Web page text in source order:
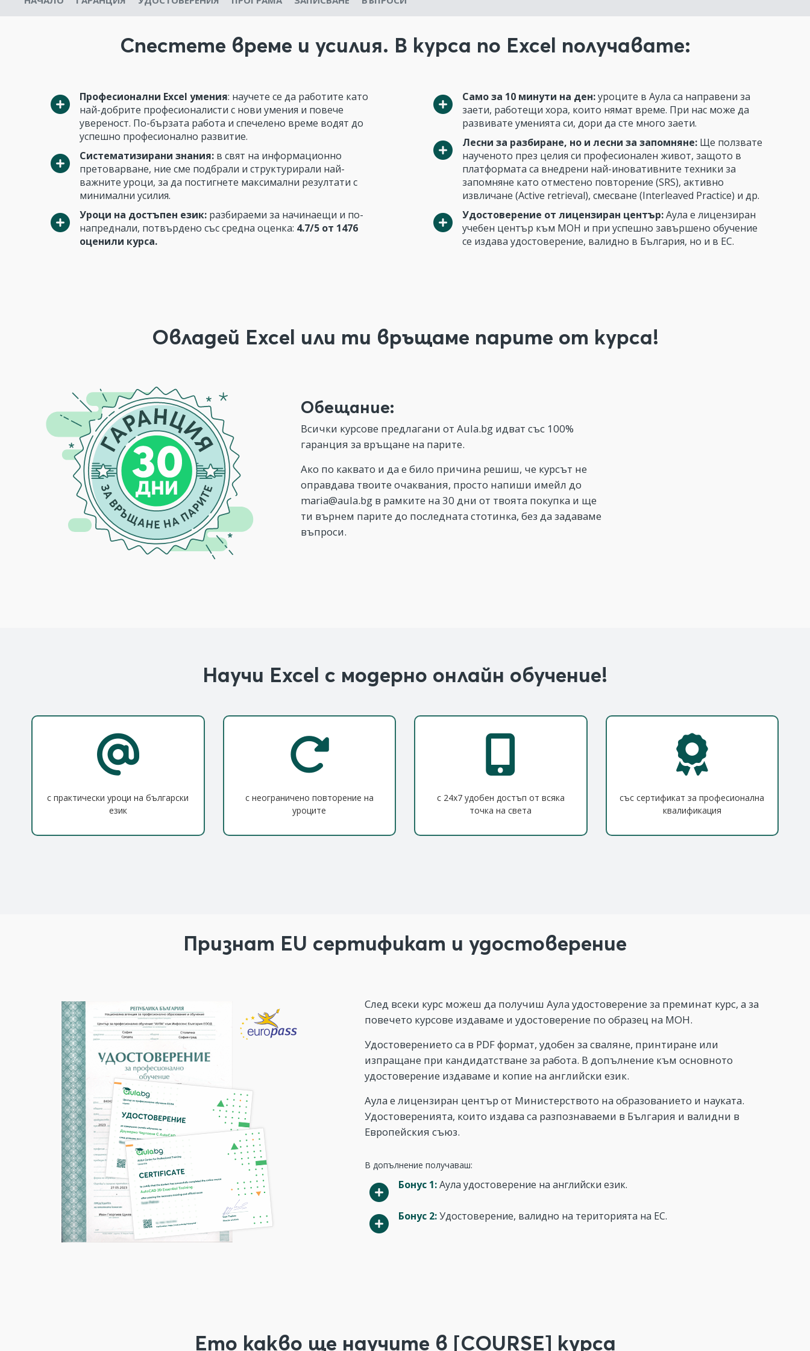
Спестете време и усилия. В курса по Excel получавате:
Професионални Excel умения: научете се да работите като
най-добрите професионалисти с нови умения и повече
увереност. По-бързата работа и спечелено време водят до
успешно професионално развитие.
Систематизирани знания: в свят на информационно
претоварване, ние сме подбрали и структурирали най-
важните уроци, за да постигнете максимални резултати с
минимални усилия.
Уроци на достъпен език: разбираеми за начинаещи и по-
напреднали, потвърдено със средна оценка: 4.7/5 от 1476
оценили курса.
Само за 10 минути на ден:уроците в Аула са направени за
заети, работещи хора, които нямат време. При нас може да
развивате уменията си, дори да сте много заети.
Лесни за разбиране, но и лесни за запомняне: Ще ползвате
наученото през целия си професионален живот, защото в
платформата са внедрени най-иновативните техники за
запомняне като отместено повторение (SRS), активно
извличане (Active retrieval), смесване (Interleaved Practice) и др.
Удостоверение от лицензиран център:Аула е лицензиран
учебен център към МОН и при успешно завършено обучение
се издава удостоверение, валидно в България, но и в ЕС.
Овладей Excel или ти връщаме парите от курса!
Обещание:
Всички курсове предлагани от Aula.bg идват със 100%
гаранция за връщане на парите.
Ако по каквато и да е било причина решиш, че курсът не
оправдава твоите очаквания, просто напиши имейл до
maria@aula.bg в рамките на 30 дни от твоята покупка и ще
ти върнем парите до последната стотинка, без да задаваме
въпроси.
Научи Excel с модерно онлайн обучение!
с практически уроци на български
език
с неограничено повторение на
уроците
с 24x7 удобен достъп от всяка
точка на света
със сертификат за професионална
квалификация
Признат EU сертификат и удостоверение
След всеки курс можеш да получиш Аула удостоверение за преминат курс, а за
повечето курсове издаваме и удостоверение по образец на МОН.
Удостоверението са в PDF формат, удобен за сваляне, принтиране или
изпращане при кандидатстване за работа. В допълнение към основното
удостоверение издаваме и копие на английски език.
Аула е лицензиран център от Министерството на образованието и науката.
Удостоверенията, които издава са разпознаваеми в България и валидни в
Европейския съюз.
В допълнение получаваш:
Бонус 1:Аула удостоверение на английски език.
Бонус 2:Удостоверение, валидно на територията на ЕС.
Ето какво ще научите в [COURSE] курса